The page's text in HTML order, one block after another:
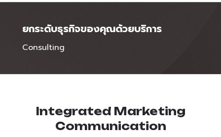
ยกระดับธุรกิจของคุณด้วยบริการ
Consulting
Integrated Marketing
Communication